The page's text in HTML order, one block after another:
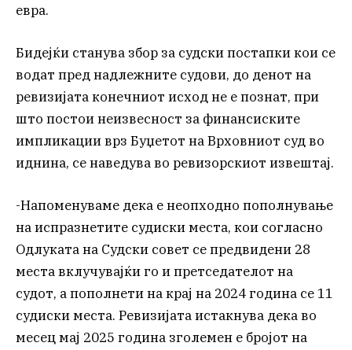
евра.
Бидејќи станува збор за судски постапки кои се
водат пред надлежните судови, до денот на
ревизијата конечниот исход не е познат, при
што постои неизвесност за финансиските
импликации врз Буџетот на Врховниот суд во
иднина, се наведува во ревизорскиот извештај.
-Напоменуваме дека е неопходно пополнување
на испразнетите судиски места, кои согласно
Одлуката на Судски совет се предвидени 28
места вклучувајќи го и претседателот на
судот, а пополнети на крај на 2024 година се 11
судиски места. Ревизијата истакнува дека во
месец мај 2025 година зголемен е бројот на